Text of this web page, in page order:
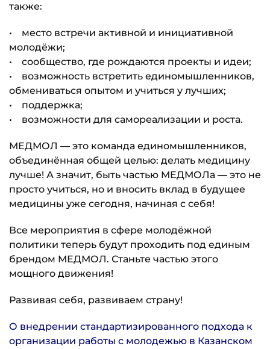
также:
• место встречи активной и инициативной
молодёжи;
• сообщество, где рождаются проекты и идеи;
• возможность встретить единомышленников,
обмениваться опытом и учиться у лучших;
• поддержка;
• возможности для самореализации и роста.
МЕДМОЛ — это команда единомышленников,
объединённая общей целью: делать медицину
лучше! А значит, быть частью МЕДМОЛа — это не
просто учиться, но и вносить вклад в будущее
медицины уже сегодня, начиная с себя!
Все мероприятия в сфере молодёжной
политики теперь будут проходить под единым
брендом МЕДМОЛ. Станьте частью этого
мощного движения!
Развивая себя, развиваем страну!
О внедрении стандартизированного подхода к
организации работы с молодежью в Казанском